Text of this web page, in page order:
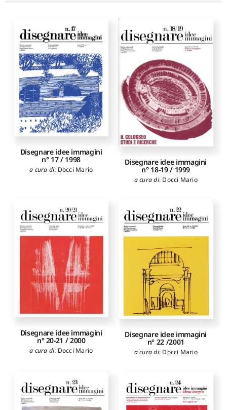
Disegnare idee immagini
n° 17 / 1998
a cura di: Docci Mario
Disegnare idee immagini
n° 18-19 / 1999
a cura di: Docci Mario
Disegnare idee immagini
n° 20-21 / 2000
a cura di: Docci Mario
Disegnare idee immagini
n° 22 /2001
a cura di: Docci Mario